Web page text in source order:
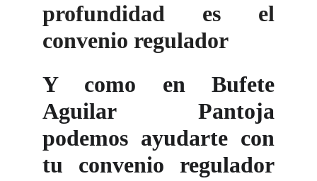
profundidad es el
convenio regulador
Y como en Bufete
Aguilar Pantoja
podemos ayudarte con
tu convenio regulador